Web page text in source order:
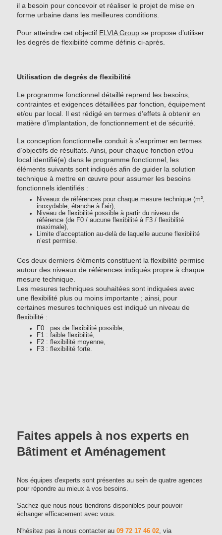
il a besoin pour concevoir et réaliser le projet de mise en
forme urbaine dans les meilleures conditions.
Pour atteindre cet objectif ELVIA Group se propose d’utiliser
les degrés de flexibilité comme définis ci-après.
Utilisation de degrés de flexibilité
Le programme fonctionnel détaillé reprend les besoins,
contraintes et exigences détaillées par fonction, équipement
et/ou par local. Il est rédigé en termes d’effets à obtenir en
matière d’implantation, de fonctionnement et de sécurité.
La conception fonctionnelle conduit à s’exprimer en termes
d’objectifs de résultats. Ainsi, pour chaque fonction et/ou
local identifié(e) dans le programme fonctionnel, les
éléments suivants sont indiqués afin de guider la solution
technique à mettre en œuvre pour assumer les besoins
fonctionnels identifiés :
Niveaux de références pour chaque mesure technique (m²,
inoxydable, étanche à l’air),
Niveau de flexibilité possible à partir du niveau de
référence (de F0 / aucune flexibilité à F3 / flexibilité
maximale),
Limite d’acceptation au-delà de laquelle aucune flexibilité
n’est permise.
Ces deux derniers éléments constituent la flexibilité permise
autour des niveaux de références indiqués propre à chaque
mesure technique.
Les mesures techniques souhaitées sont indiquées avec
une flexibilité plus ou moins importante ; ainsi, pour
certaines mesures techniques est indiqué un niveau de
flexibilité :
F0 : pas de flexibilité possible,
F1 : faible flexibilité,
F2 : flexibilité moyenne,
F3 : flexibilité forte.
Faites appels à nos experts en
Bâtiment et Aménagement
Nos équipes d'experts sont présentes au sein de quatre agences
pour répondre au mieux à vos besoins.
Sachez que nous nous tiendrons disponibles pour pouvoir
échanger efficacement avec vous.
N'hésitez pas à nous contacter au 09 72 17 46 02 , via